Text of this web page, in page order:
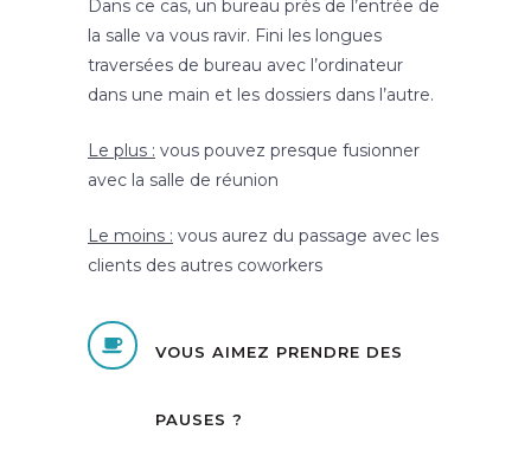
Dans ce cas, un bureau près de l’entrée de
la salle va vous ravir. Fini les longues
traversées de bureau avec l’ordinateur
dans une main et les dossiers dans l’autre.
Le plus : vous pouvez presque fusionner
avec la salle de réunion
Le moins : vous aurez du passage avec les
clients des autres coworkers
VOUS AIMEZ PRENDRE DES
PAUSES ?